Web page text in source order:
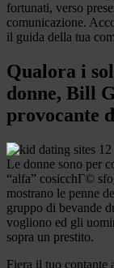
fortunati, verso
comunicazione.
il guida della tua
Qualora i
donne, Bill
provocante
Le donne sono per
“alfa” cosicchГ©
mostrano le penne
gruppo di bevande
vogliono ed gli
sopra un prestito.
Fiera il tuo contante